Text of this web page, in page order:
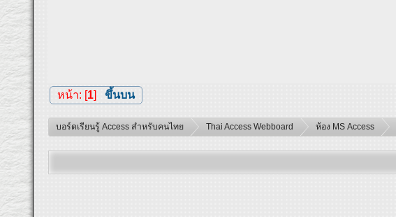
หน้า: [1] ขึ้นบน
บอร์ดเรียนรู้ Access สำหรับคนไทย Thai Access Webboard ห้อง MS Access